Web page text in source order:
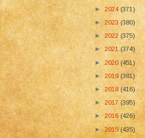
► 2024 (371)
►2023 (380)
►2022(375)
► 2021(374)
►2020(451)
► 2019(381)
►2018(416)
►2017(395)
►2016(426)
►2015(435)